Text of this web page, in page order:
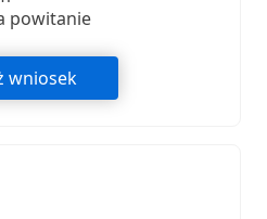
powitanie
wniosek